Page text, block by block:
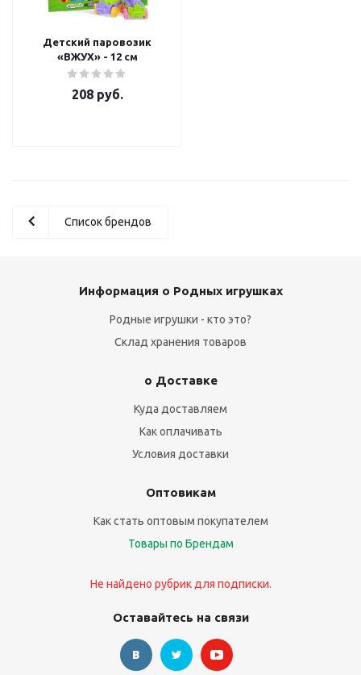
Детский паровозик
«ВЖУХ» - 12 см
208руб.
Список брендов
Информация о Родных игрушках
Родные игрушки - кто это?
Склад хранения товаров
о Доставке
Куда доставляем
Как оплачивать
Условия доставки
Оптовикам
Как стать оптовым покупателем
Товары по Брендам
Не найдено рубрик для подписки.
Оставайтесь на связи